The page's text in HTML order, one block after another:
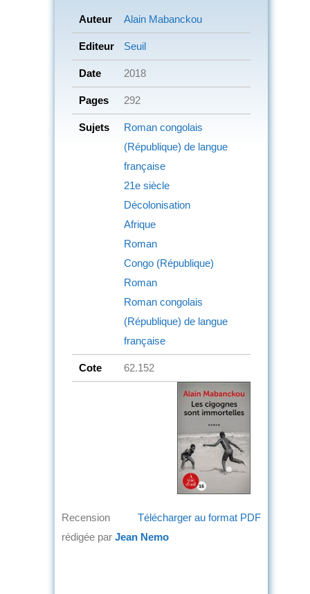
Auteur Alain Mabanckou
Editeur Seuil
Date 2018
Pages 292
Sujets
Roman congolais
(République) de langue
française
21e siècle
Décolonisation
Afrique
Roman
Congo (République)
Roman
Roman congolais
(République) de langue
française
Cote 62.152
Télécharger au format PDF
Recension
rédigée par Jean Nemo